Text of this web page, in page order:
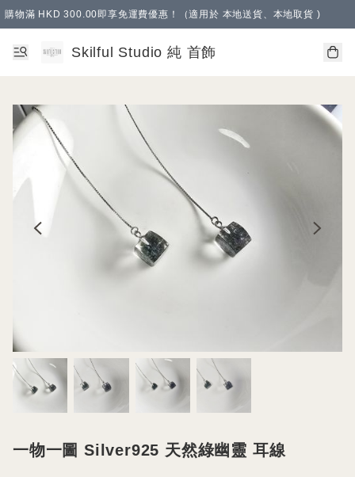
購物滿 HKD 300.00即享免運費優惠！（適用於 本地送貨、本地取貨 )
Skilful Studio 純 首飾
一物一圖 Silver925 天然綠幽靈 耳線